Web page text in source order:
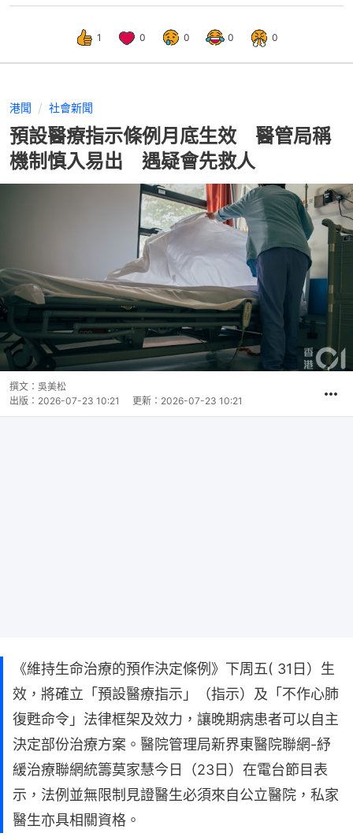
1 0 0 0 0
港聞 社會新聞
預設醫療指示條例月底生效 醫管局稱
機制慎入易出 遇疑會先救人
撰文： 吳美松
出版： 2026-07-23 10:21 更新： 2026-07-23 10:21
《維持生命治療的預作決定條例》下周五( 31日）生
效，將確立「預設醫療指示」（指示）及「不作心肺
復甦命令」法律框架及效力，讓晚期病患者可以自主
決定部份治療方案。醫院管理局新界東醫院聯網-紓
緩治療聯網統籌莫家慧今日（23日）在電台節目表
示，法例並無限制見證醫生必須來自公立醫院，私家
醫生亦具相關資格。